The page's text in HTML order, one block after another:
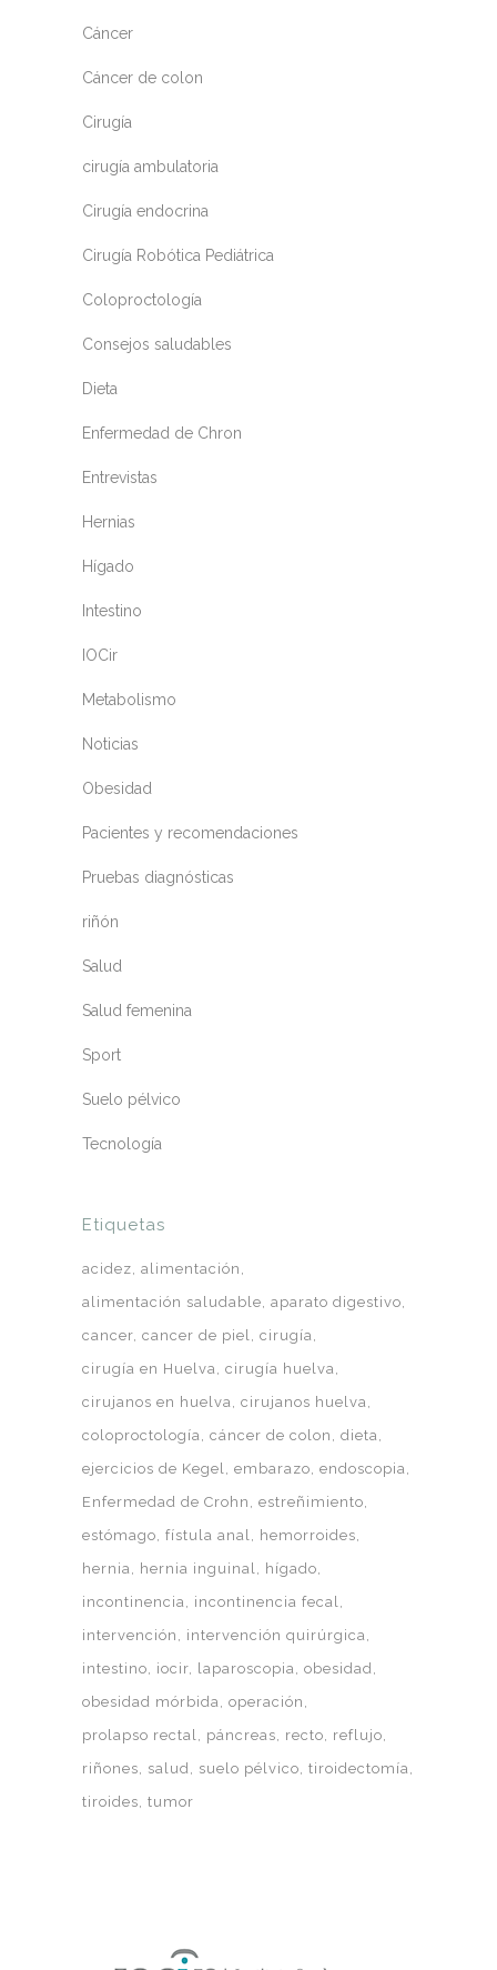
Cáncer
Cáncer de colon
Cirugía
cirugía ambulatoria
Cirugía endocrina
Cirugía Robótica Pediátrica
Coloproctología
Consejos saludables
Dieta
Enfermedad de Chron
Entrevistas
Hernias
Hígado
Intestino
IOCir
Metabolismo
Noticias
Obesidad
Pacientes y recomendaciones
Pruebas diagnósticas
riñón
Salud
Salud femenina
Sport
Suelo pélvico
Tecnología
Etiquetas
acidez alimentación
alimentación saludable aparato digestivo
cancer cancer de piel cirugía
cirugía en Huelva cirugía huelva
cirujanos en huelva cirujanos huelva
coloproctología cáncer de colon
dieta
ejercicios de Kegel embarazo endoscopia
Enfermedad de Crohn
estreñimiento
estómago fístula anal
hemorroides
hernia
hernia inguinal
hígado
incontinencia
incontinencia fecal
intervención
intervención quirúrgica
intestino
iocir laparoscopia obesidad
obesidad mórbida operación
prolapso rectal
páncreas recto
reflujo
riñones
salud suelo pélvico tiroidectomía
tiroides tumor